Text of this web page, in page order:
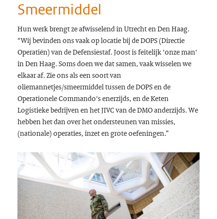
Smeermiddel
Hun werk brengt ze afwisselend in Utrecht en Den Haag.
“Wij bevinden ons vaak op locatie bij de DOPS (Directie
Operatiën) van de Defensiestaf. Joost is feitelijk 'onze man'
in Den Haag. Soms doen we dat samen, vaak wisselen we
elkaar af. Zie ons als een soort van
oliemannetjes/smeermiddel tussen de DOPS en de
Operationele Commando's enerzijds, en de Keten
Logistieke bedrijven en het JIVC van de DMO anderzijds. We
hebben het dan over het ondersteunen van missies,
(nationale) operaties, inzet en grote oefeningen.”